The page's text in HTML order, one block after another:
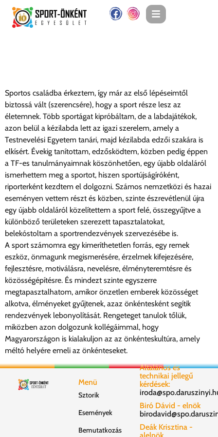
Sportos családba érkeztem, így már az első lépéseimtől
biztossá vált (szerencsére), hogy a sport része lesz az
életemnek. Több sportágat kipróbáltam, de a labdajátékok,
azon belül a kézilabda lett az igazi szerelem, amely a
Testnevelési Egyetem tanári, majd kézilabda edzői szakára is
elkísért. Évekig tanítottam, edzősködtem, közben pedig éppen
a TF-es tanulmányaimnak köszönhetően, egy újabb oldaláról
ismerhettem meg a sportot, hiszen sportújságíróként,
riporterként kezdtem el dolgozni. Számos nemzetközi és hazai
eseményen vettem részt és közben, szinte észrevétlenül újra
egy újabb oldaláról közelítettem a sport felé, összegyűjtve a
különböző területeken szerezett tapasztalatokat,
belekóstoltam a sportrendezvények szervezésébe is.
A sport számomra egy kimeríthetetlen forrás, egy remek
eszköz, önmagunk megismerésére, érzelmek kifejezésére,
fejlesztésre, motiválásra, nevelésre, élményteremtésre és
közösségépítésre. És mindezt szinte egyszerre
megtapasztalhatom, amikor önzetlen emberek közösséget
alkotva, élményeket gyűjtenek, azaz önkéntesként segítik
rendezvények lebonyolítását. Rengeteget tanulok tőlük,
miközben azon dolgozunk kollégáimmal, hogy
Magyarországon is kialakuljon az az önkénteskultúra, amely
méltó helyére emeli az önkénteseket.
Menü
Sztorik
Események
Bemutatkozás
Általános és
technikai jellegű
kérdések:
Biró Dávid - elnök
Deák Krisztina -